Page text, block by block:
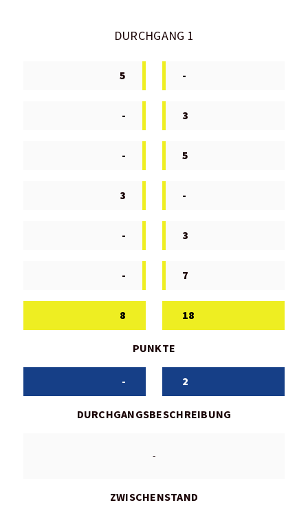
DURCHGANG 1
5 -
- 3
- 5
3 -
- 3
- 7
8 18
PUNKTE
- 2
DURCHGANGSBESCHREIBUNG
-
ZWISCHENSTAND